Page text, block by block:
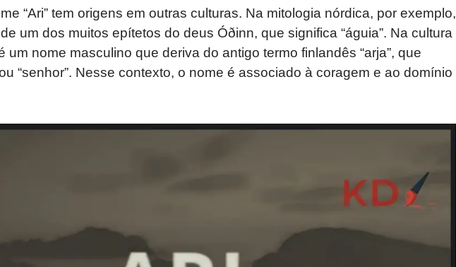
“Ari” tem origens em outras culturas. Na mitologia nórdica, por exemplo,
de um dos muitos epítetos do deus Óðinn, que significa “águia”. Na cultura
um nome masculino que deriva do antigo termo finlandês “arja”, que
“senhor”. Nesse contexto, o nome é associado à coragem e ao domínio